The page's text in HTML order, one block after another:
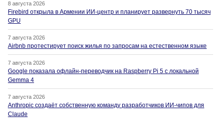
8 августа 2026
Firebird открыла в Армении ИИ-центр и планирует развернуть 70 тысяч
GPU
7 августа 2026
Airbnb протестирует поиск жилья по запросам на естественном языке
7 августа 2026
Google показала офлайн-переводчик на Raspberry Pi 5 с локальной
Gemma 4
7 августа 2026
Anthropic создаёт собственную команду разработчиков ИИ-чипов для
Claude